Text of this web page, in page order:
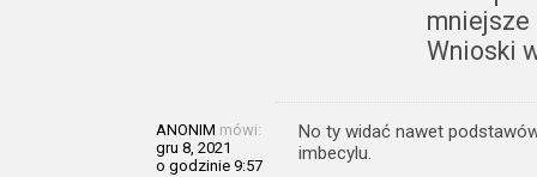
mniejsze
Wnioski
ANONIM mówi:
gru 8, 2021
o godzinie 9:57
No ty widać nawet
imbecylu.